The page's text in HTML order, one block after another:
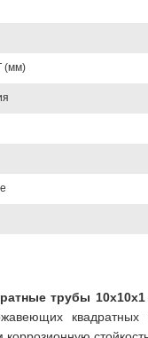
(мм)
трубы 10х10х1
квадратных